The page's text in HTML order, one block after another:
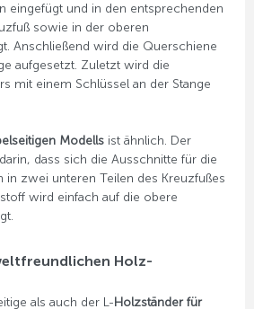
eingefügt und in den entsprechenden
sowie in der oberen
Anschließend wird die Querschiene
aufgesetzt. Zuletzt wird die
mit einem Schlüssel an der Stange
Modellsist ähnlich. Der
dass sich die Ausschnitte für die
in zwei unteren Teilen des Kreuzfußes
wird einfach auf die obere
Holz-
als auch der L-Holzständer für